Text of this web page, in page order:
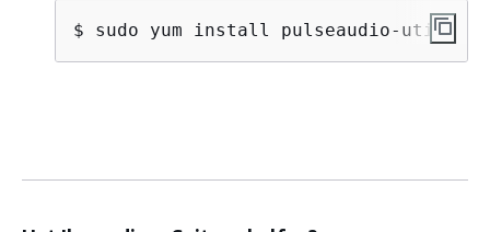
$ sudo yum install pulseaudio-utils